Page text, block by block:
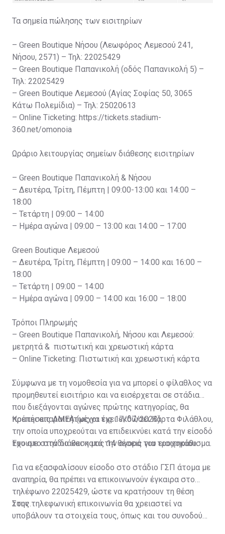
Τα σημεία πώλησης των εισιτηρίων
– Green Boutique Νήσου (Λεωφόρος Λεμεσού 241,
Νήσου, 2571) – Τηλ: 22025429
– Green Boutique Παπανικολή (οδός Παπανικολή 5) –
Τηλ: 22025429
– Green Boutique Λεμεσού (Αγίας Σοφίας 50, 3065
Κάτω Πολεμίδια) – Τηλ: 25020613
– Online Ticketing: https://tickets.stadium-
360.net/omonoia
Ωράριο λειτουργίας σημείων διάθεσης εισιτηρίων
– Green Boutique Παπανικολή & Νήσου
– Δευτέρα, Τρίτη, Πέμπτη | 09:00-13:00 και 14:00 –
18:00
– Τετάρτη | 09:00 – 14:00
– Ημέρα αγώνα | 09:00 – 13:00 και 14:00 – 17:00
Green Boutique Λεμεσού
– Δευτέρα, Τρίτη, Πέμπτη | 09:00 – 14:00 και 16:00 –
18:00
– Τετάρτη | 09:00 – 14:00
– Ημέρα αγώνα | 09:00 – 14:00 και 16:00 – 18:00
Τρόποι Πληρωμής
– Green Boutique Παπανικολή, Νήσου και Λεμεσού:
μετρητά & πιστωτική και χρεωστική κάρτα
– Online Ticketing: Πιστωτική και χρεωστική κάρτα
Σύμφωνα με τη νομοθεσία για να μπορεί ο φίλαθλος να
προμηθευτεί εισιτήριο και να εισέρχεται σε στάδια
που διεξάγονται αγώνες πρώτης κατηγορίας, θα
πρέπει απαραιτήτως να έχει εκδώσει Κάρτα Φιλάθλου,
την οποία υποχρεούται να επιδεικνύει κατά την είσοδό
του στο στάδιο και κατά την αγορά του εισιτηρίου.
Κρατήσεις ΑΜΕΑ (μέχρι τις 17/07/2023)
Έχουμε στην διάθεση μας 14 θέσεις για τροχοκάθισμα.
Για να εξασφαλίσουν είσοδο στο στάδιο ΓΣΠ άτομα με
αναπηρία, θα πρέπει να επικοινωνούν έγκαιρα στο
τηλέφωνο 22025429, ώστε να κρατήσουν τη θέση
τους.
Στην τηλεφωνική επικοινωνία θα χρειαστεί να
υποβάλουν τα στοιχεία τους, όπως και του συνοδού